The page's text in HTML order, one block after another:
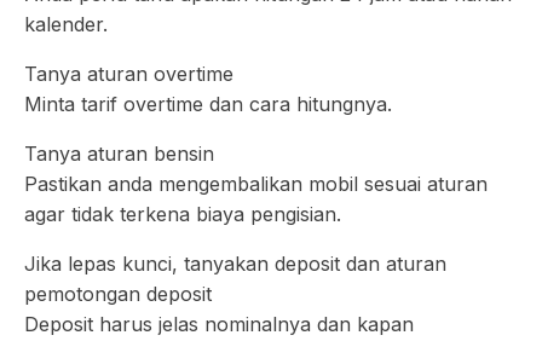
kalender.
Tanya aturan overtime
Minta tarif overtime dan cara hitungnya.
Tanya aturan bensin
Pastikan anda mengembalikan mobil sesuai aturan
agar tidak terkena biaya pengisian.
Jika lepas kunci, tanyakan deposit dan aturan
pemotongan deposit
Deposit harus jelas nominalnya dan kapan